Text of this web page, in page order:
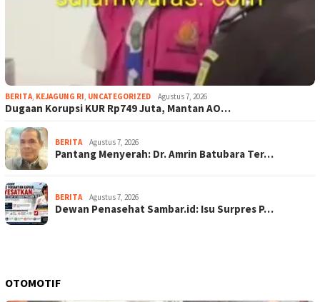
BERITA, KEJAGUNG RI, UNCATEGORIZED Agustus 7, 2026
Dugaan Korupsi KUR Rp749 Juta, Mantan AO…
BERITA Agustus 7, 2026
Pantang Menyerah: Dr. Amrin Batubara Ter…
BERITA Agustus 7, 2026
Dewan Penasehat Sambar.id: Isu Surpres P…
OTOMOTIF